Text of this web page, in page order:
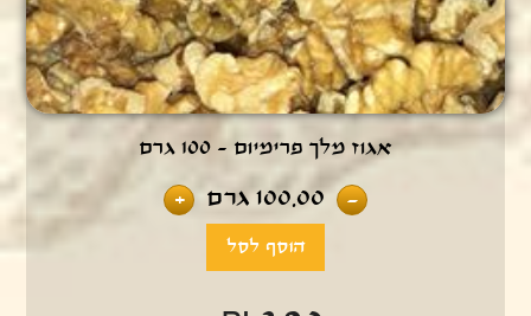
אגוז מלך פרימיום - 100 גרם
-
100.00גרם +